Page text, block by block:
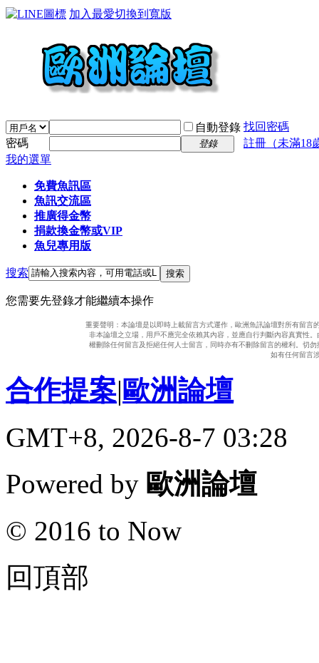
加入最愛切換到寬版
自動登錄 找回密碼
密碼
登錄
註冊（未滿18
我的選單
免費魚訊區
魚訊交流區
推廣得金幣
捐款換金幣或VIP
魚兒專用版
搜索 搜索
您需要先登錄才能繼續本操作
重要聲明：本論壇是以即時上載留言方式運作，歐洲魚訊論壇對所有留
非本論壇之立場，用戶不應完全依賴其內容，並應自行判斷內容真實性
權刪除任何留言及拒絕任何人士留言，同時亦有不刪除留言的權利。切
如有任何留言
合作提案|歐洲論壇
GMT+8, 2026-8-7 03:28
Powered by 歐洲論壇
© 2016 to Now
回頂部